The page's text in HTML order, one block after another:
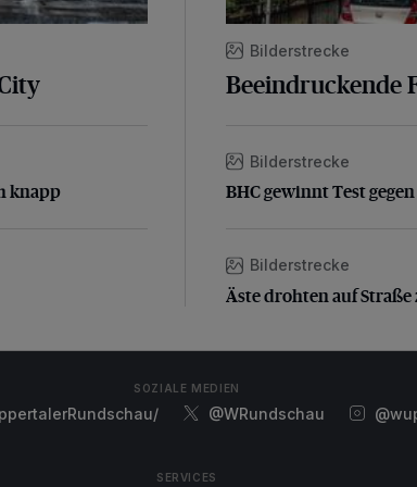
knapp
Bilderstrecke
Beeindruckende
BHC gewinnt Test
Bilderstrecke
BHC gewinnt Test
Äste drohten auf Straße
Bilderstrecke
Äste drohten auf Straße
SOZIALE MEDIEN
@WRundschau
SERVICES